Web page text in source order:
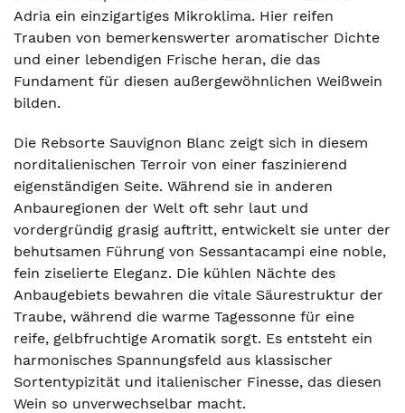
Adria ein einzigartiges Mikroklima. Hier reifen
Trauben von bemerkenswerter aromatischer Dichte
und einer lebendigen Frische heran, die das
Fundament für diesen außergewöhnlichen Weißwein
bilden.
Die Rebsorte Sauvignon Blanc zeigt sich in diesem
norditalienischen Terroir von einer faszinierend
eigenständigen Seite. Während sie in anderen
Anbauregionen der Welt oft sehr laut und
vordergründig grasig auftritt, entwickelt sie unter der
behutsamen Führung von Sessantacampi eine noble,
fein ziselierte Eleganz. Die kühlen Nächte des
Anbaugebiets bewahren die vitale Säurestruktur der
Traube, während die warme Tagessonne für eine
reife, gelbfruchtige Aromatik sorgt. Es entsteht ein
harmonisches Spannungsfeld aus klassischer
Sortentypizität und italienischer Finesse, das diesen
Wein so unverwechselbar macht.